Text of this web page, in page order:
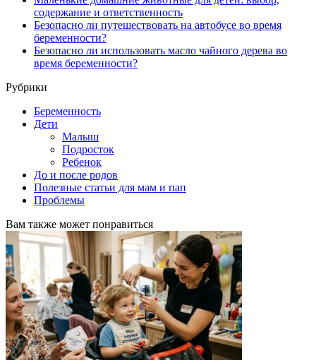
содержание и ответственность
Безопасно ли путешествовать на автобусе во время
беременности?
Безопасно ли использовать масло чайного дерева во
время беременности?
Рубрики
Беременность
Дети
Малыш
Подросток
Ребенок
До и после родов
Полезные статьи для мам и пап
Проблемы
Вам также может понравиться